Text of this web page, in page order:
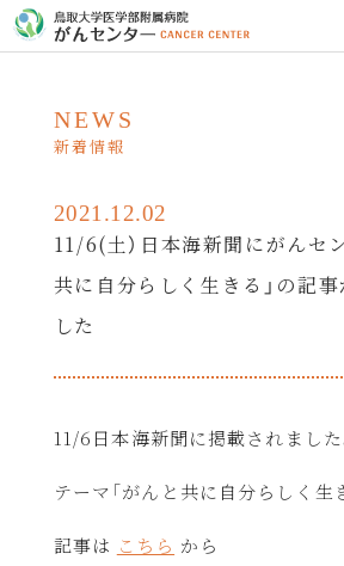
NEWS
新着情報
2021.12.02
11/6(土）日本海新聞にがんセ
共に自分らしく生きる」の記
した
11/6日本海新聞に掲載されました
テーマ「がんと共に自分らしく生
記事は こちら から